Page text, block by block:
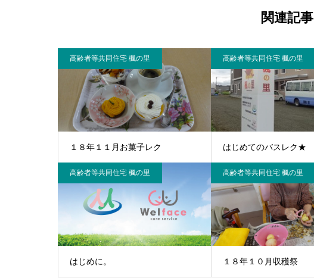
関連記事
高齢者等共同住宅 楓の里
１８年１１月お菓子レク
高齢者等共同住宅 楓の里
はじめてのバスレク★
高齢者等共同住宅 楓の里
はじめに。
高齢者等共同住宅 楓の里
１８年１０月収穫祭